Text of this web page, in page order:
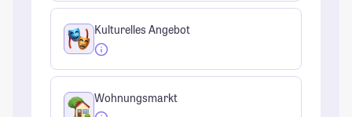
Kulturelles Angebot
Wohnungsmarkt